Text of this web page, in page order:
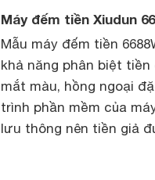
Máy đếm tiền Xiudun
Mẫu máy đếm tiền
khả năng phân biệt
mắt màu, hồng ngoại
trình phần mềm của
lưu thông nên tiền giả